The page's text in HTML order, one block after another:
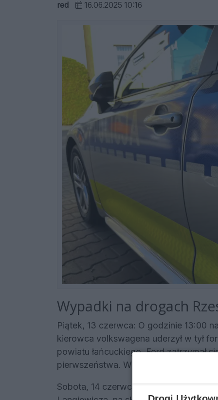
red 16.06.2025 10:16
Wypadki na drogach
Piątek, 13 czerwca: O godzinie 13:00
kierowca volkswagena uderzył w tył
powiatu łańcuckiego. Ford zatrzymał
pierwszeństwa. W wyniku zderzenia
Sobota, 14 czerwca: Tego dnia